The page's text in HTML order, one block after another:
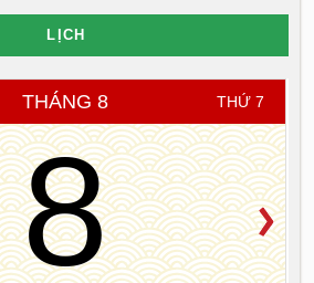
LỊCH
THÁNG 8 THỨ 7
8